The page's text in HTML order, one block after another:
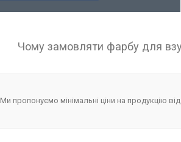
Чому замовляти фарбу для
Ми пропонуємо мінімальні ціни на продукцію